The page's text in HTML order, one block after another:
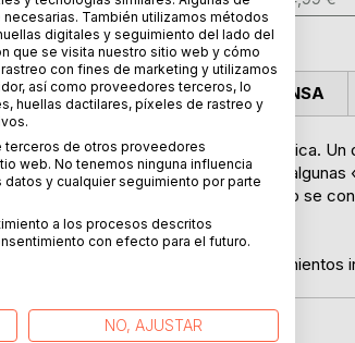
este cuento infantil son Willi y Federica. Un
mágico. Durante este viaje surgen
en adelante. De este modo, el cuento se
diversión y gran cantidad de pensamientos
SOBRE EL AUTOR EN LA PRENSA
También utilizamos métodos
digitales y seguimiento del lado del
que se visita nuestro sitio web y cómo
con fines de marketing y utilizamos
así como proveedores terceros, lo
huellas dactilares, píxeles de rastreo y
terceros de otros proveedores
web. No tenemos ninguna influencia
y cualquier seguimiento por parte
a los procesos descritos
con efecto para el futuro.
NO, AJUSTAR